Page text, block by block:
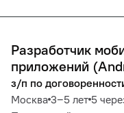
Разработчик
приложений
з/п по
Москва 3‒5 лет 5